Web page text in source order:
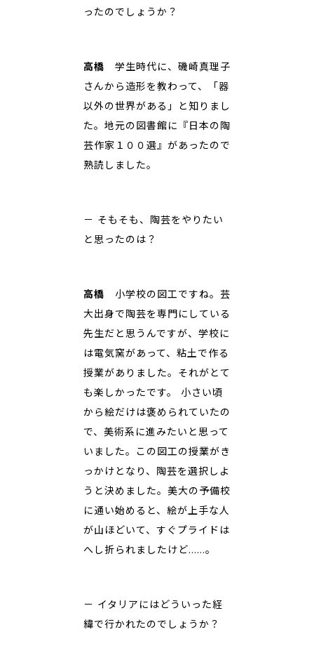
ったのでしょうか？
高橋 学生時代に、磯崎真理子
さんから造形を教わって、「器
以外の世界がある」と知りまし
た。地元の図書館に『日本の陶
芸作家１００選』があったので
熟読しました。
－ そもそも、陶芸をやりたい
と思ったのは？
高橋 小学校の図工ですね。芸
大出身で陶芸を専門にしている
先生だと思うんですが、学校に
は電気窯があって、粘土で作る
授業がありました。それがとて
も楽しかったです。 小さい頃
から絵だけは褒められていたの
で、美術系に進みたいと思って
いました。この図工の授業がき
っかけとなり、陶芸を選択しよ
うと決めました。美大の予備校
に通い始めると、絵が上手な人
が山ほどいて、すぐプライドは
へし折られましたけど……。
－ イタリアにはどういった経
緯で行かれたのでしょうか？